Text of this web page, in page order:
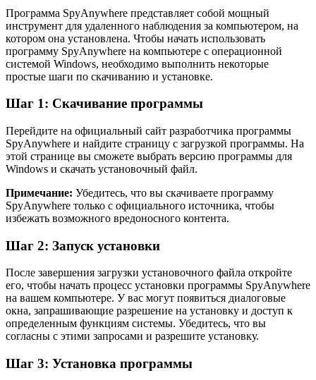
Программа SpyAnywhere представляет собой мощный
инструмент для удаленного наблюдения за компьютером, на
котором она установлена. Чтобы начать использовать
программу SpyAnywhere на компьютере с операционной
системой Windows, необходимо выполнить некоторые
простые шаги по скачиванию и установке.
Шаг 1: Скачивание программы
Перейдите на официальный сайт разработчика программы
SpyAnywhere и найдите страницу с загрузкой программы. На
этой странице вы сможете выбрать версию программы для
Windows и скачать установочный файл.
Примечание: Убедитесь, что вы скачиваете программу
SpyAnywhere только с официального источника, чтобы
избежать возможного вредоносного контента.
Шаг 2: Запуск установки
После завершения загрузки установочного файла откройте
его, чтобы начать процесс установки программы SpyAnywhere
на вашем компьютере. У вас могут появиться диалоговые
окна, запрашивающие разрешение на установку и доступ к
определенным функциям системы. Убедитесь, что вы
согласны с этими запросами и разрешите установку.
Шаг 3: Установка программы